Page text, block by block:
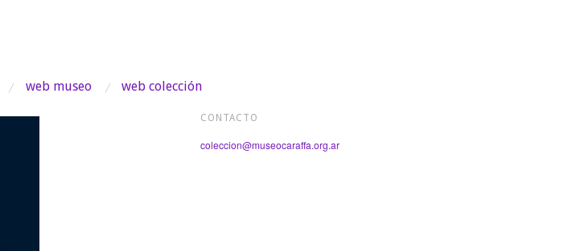
web museo web colección
CONTACTO
coleccion@museocaraffa.org.ar